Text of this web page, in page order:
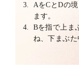
3.
AをCとDの
ます。
4.
Bを指で上ま
ね、下まぶた